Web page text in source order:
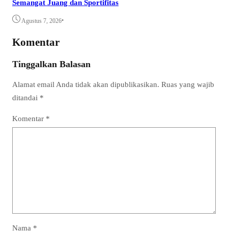
Semangat Juang dan Sportifitas
Agustus 7, 2026•
Komentar
Tinggalkan Balasan
Alamat email Anda tidak akan dipublikasikan. Ruas yang wajib
ditandai *
Komentar *
Nama *